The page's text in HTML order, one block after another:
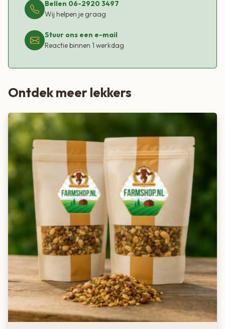
Bellen 06-2920 3497
Wij helpen je graag
Stuur ons een e-mail
Reactie binnen 1 werkdag
Ontdek meer lekkers